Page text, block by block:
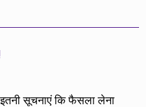
सूचनाएं कि फैसला लेना